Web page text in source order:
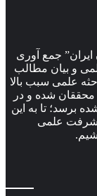
جمع آوری
مطالب
سبب بالا
شده و در
تا به این
علمی